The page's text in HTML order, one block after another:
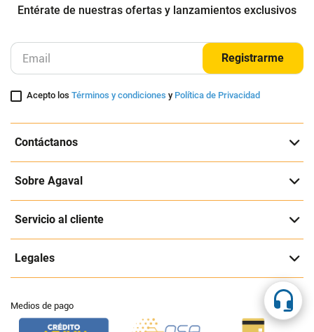
19Gr
16.900
quincenas de
AGREGAR
900
Cuota de Referencia*
quincenas de
AGREGAR
Suscríbete a nuestra página
Registrarme